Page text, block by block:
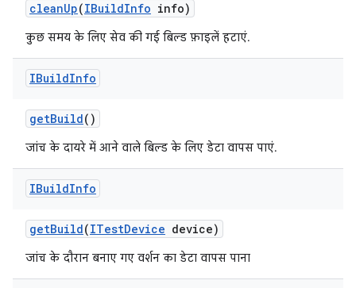
cleanUp(IBuildInfo info)
कुछ समय के लिए सेव की गई बिल्ड फ़ाइलें हटाएं.
IBuildInfo
getBuild()
जांच के दायरे में आने वाले बिल्ड के लिए डेटा वापस पाएं.
IBuildInfo
getBuild(ITestDevice device)
जांच के दौरान बनाए गए वर्शन का डेटा वापस पाना